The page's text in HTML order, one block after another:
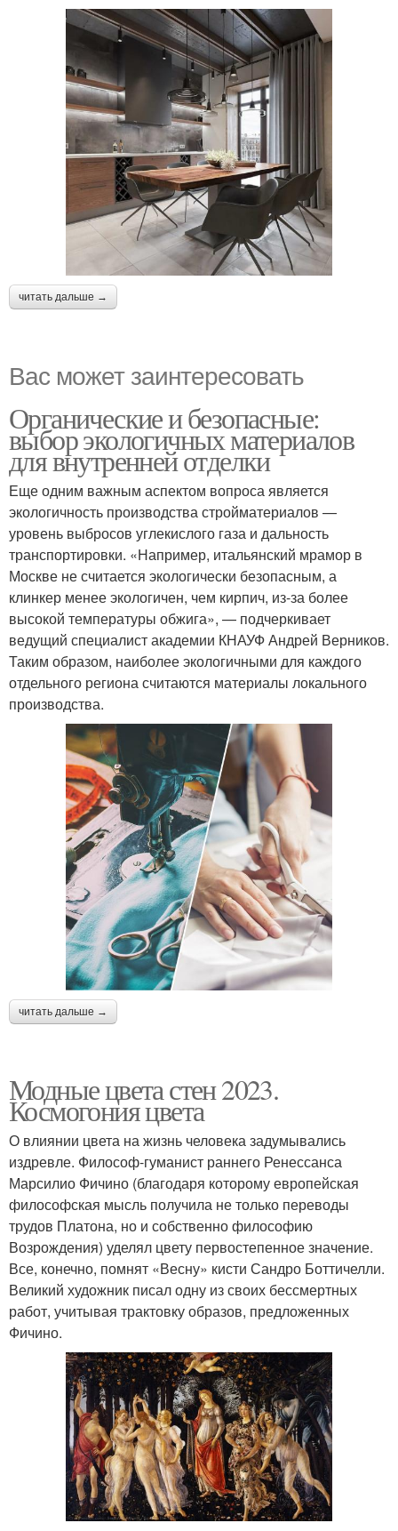
читать дальше →
Вас может заинтересовать
Органические и безопасные:
выбор экологичных материалов
для внутренней отделки
Еще одним важным аспектом вопроса является
экологичность производства стройматериалов —
уровень выбросов углекислого газа и дальность
транспортировки. «Например, итальянский мрамор в
Москве не считается экологически безопасным, а
клинкер менее экологичен, чем кирпич, из-за более
высокой температуры обжига», — подчеркивает
ведущий специалист академии КНАУФ Андрей Верников.
Таким образом, наиболее экологичными для каждого
отдельного региона считаются материалы локального
производства.
читать дальше →
Модные цвета стен 2023.
Космогония цвета
О влиянии цвета на жизнь человека задумывались
издревле. Философ-гуманист раннего Ренессанса
Марсилио Фичино (благодаря которому европейская
философская мысль получила не только переводы
трудов Платона, но и собственно философию
Возрождения) уделял цвету первостепенное значение.
Все, конечно, помнят «Весну» кисти Сандро Боттичелли.
Великий художник писал одну из своих бессмертных
работ, учитывая трактовку образов, предложенных
Фичино.